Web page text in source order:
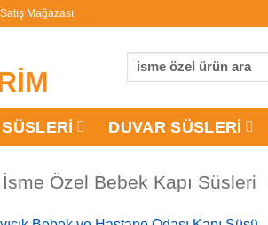
Mağazası
Ara:
DUVAR SÜSLERI
İsme Özel Bebek Kapı Süsleri